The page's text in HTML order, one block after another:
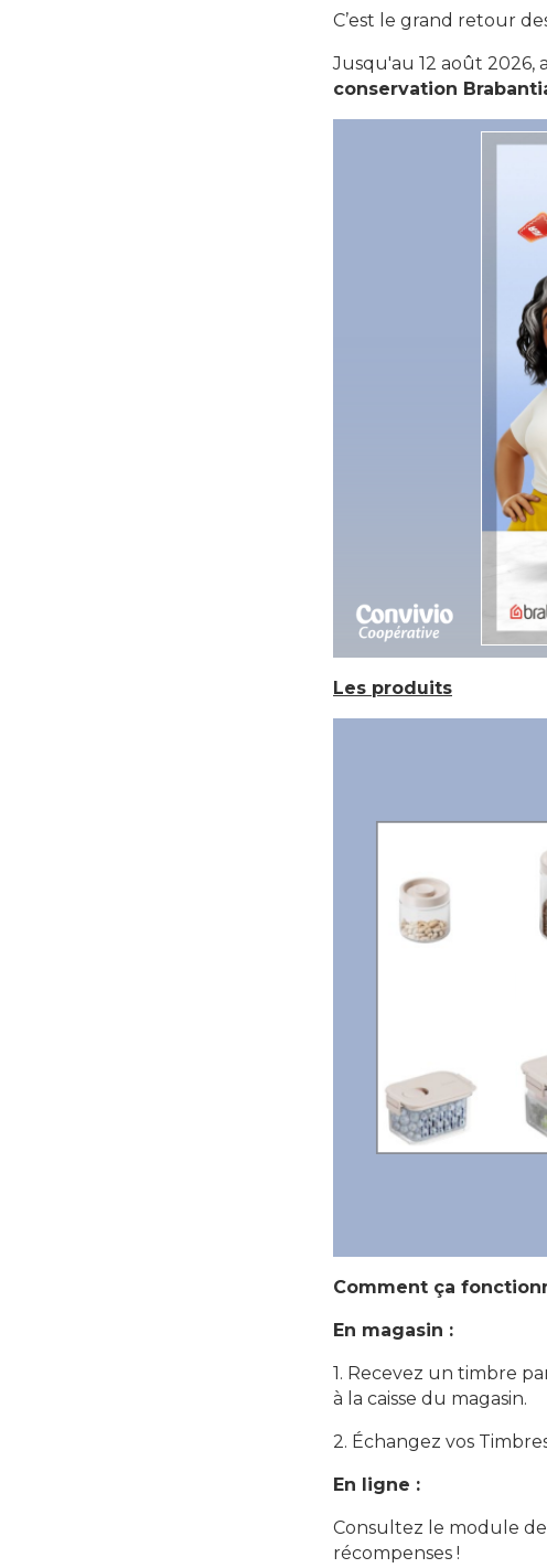
C’est le grand retour
Jusqu'au 12 août 2026,
conservation
Les produits
Comment ça
En magasin :
1. Recevez un timbre
à la caisse du magasin.
2. Échangez vos
En ligne :
Consultez le module
récompenses !